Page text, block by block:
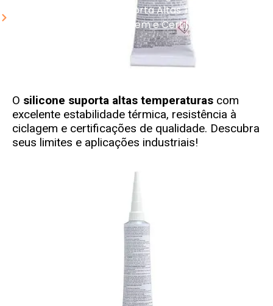
Como o Silicone Suporta Altas Temperaturas:
Limites, Ciclagem e Certificações
O silicone suporta altas temperaturas com
excelente estabilidade térmica, resistência à
ciclagem e certificações de qualidade. Descubra
seus limites e aplicações industriais!